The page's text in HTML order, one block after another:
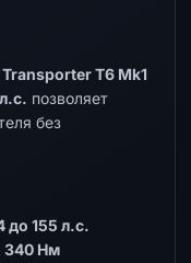
T6 Mk1
позволяет
без
до 155 л.с.
340 Нм